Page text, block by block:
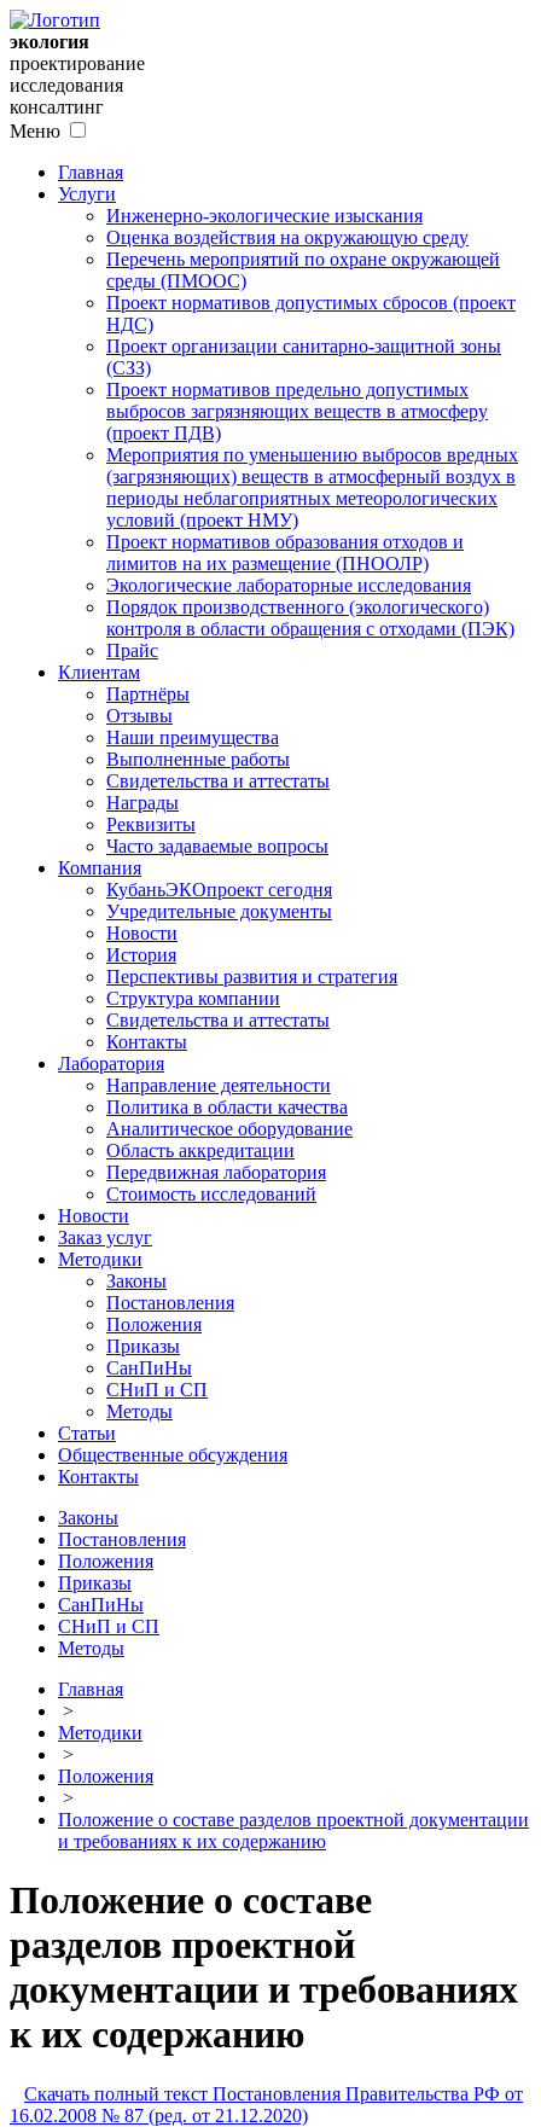
экология
проектирование
исследования
консалтинг
Меню
Главная
Услуги
Инженерно-экологические изыскания
Оценка воздействия на окружающую среду
Перечень мероприятий по охране окружающей
среды (ПМООС)
Проект нормативов допустимых сбросов (проект
НДС)
Проект организации санитарно-защитной зоны
(СЗЗ)
Проект нормативов предельно допустимых
выбросов загрязняющих веществ в атмосферу
(проект ПДВ)
Мероприятия по уменьшению выбросов вредных
(загрязняющих) веществ в атмосферный воздух в
периоды неблагоприятных метеорологических
условий (проект НМУ)
Проект нормативов образования отходов и
лимитов на их размещение (ПНООЛР)
Экологические лабораторные исследования
Порядок производственного (экологического)
контроля в области обращения с отходами (ПЭК)
Прайс
Клиентам
Партнёры
Отзывы
Наши преимущества
Выполненные работы
Свидетельства и аттестаты
Награды
Реквизиты
Часто задаваемые вопросы
Компания
КубаньЭКОпроект сегодня
Учредительные документы
Новости
История
Перспективы развития и стратегия
Структура компании
Свидетельства и аттестаты
Контакты
Лаборатория
Направление деятельности
Политика в области качества
Аналитическое оборудование
Область аккредитации
Передвижная лаборатория
Стоимость исследований
Новости
Заказ услуг
Методики
Законы
Постановления
Положения
Приказы
СанПиНы
СНиП и СП
Методы
Статьи
Общественные обсуждения
Контакты
Законы
Постановления
Положения
Приказы
СанПиНы
СНиП и СП
Методы
Главная
>
Методики
>
Положения
>
Положение о составе разделов проектной документации
и требованиях к их содержанию
Положение о составе
разделов проектной
документации и требованиях
к их содержанию
Скачать полный текст Постановления Правительства РФ от
16.02.2008 № 87 (ред. от 21.12.2020)